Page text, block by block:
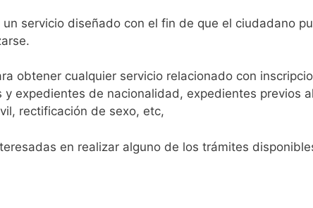
servicio diseñado con el fin de que el ciudadano
obtener cualquier servicio relacionado con
expedientes de nacionalidad, expedientes previos
rectificación de sexo, etc,
en realizar alguno de los trámites